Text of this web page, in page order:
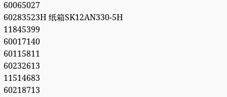
60065027
60283523H 纸箱SK12AN330-5H
11845399
60017140
60115811
60232613
11514683
60218713